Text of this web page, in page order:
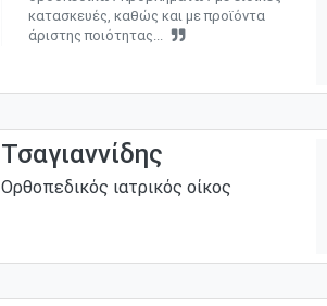
κατασκευές, καθώς και με προϊόντα
άριστης ποιότητας...
Τσαγιαννίδης
Ορθοπεδικός ιατρικός οίκος